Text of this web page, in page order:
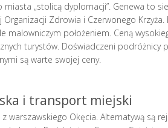
miasta „stolicą dyplomacji”. Genewa to
Zdrowia i Czerwonego
malowniczym położeniem. Ceną
turystów. Doświadczeni podróżnicy
są warte swojej ceny.
i transport miejski
warszawskiego Okęcia. Alternatywą są